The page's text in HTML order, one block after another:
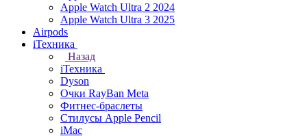
Apple Watch Ultra 2 2024
Apple Watch Ultra 3 2025
Airpods
iТехника
Назад
iТехника
Dyson
Очки RayBan Meta
Фитнес-браслеты
Стилусы Apple Pencil
iMac